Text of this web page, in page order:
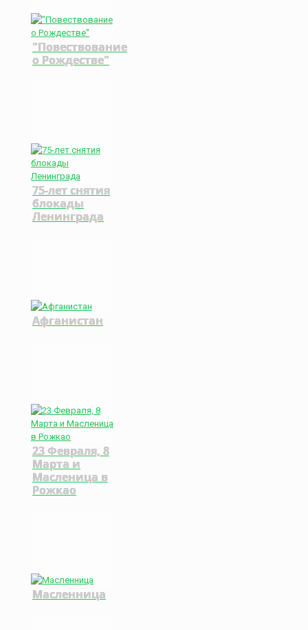
"Повествование
о Рождестве"
75-лет снятия
блокады
Ленинграда
Афганистан
23 Февраля, 8
Марта и
Масленица в
Рожкао
Масленница